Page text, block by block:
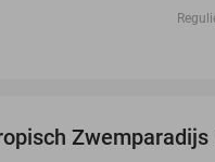
Zwemparadijs